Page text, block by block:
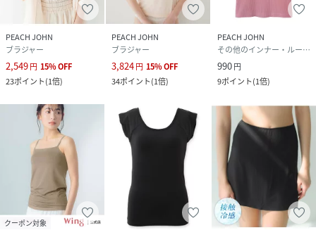
PEACH JOHN
ブラジャー
2,549円 15%OFF
23ポイント(1倍)
PEACH JOHN
ブラジャー
3,824円 15%OFF
34ポイント(1倍)
PEACH JOHN
その他のインナー・ルームウェア
990円
9ポイント(1倍)
クーポン対象